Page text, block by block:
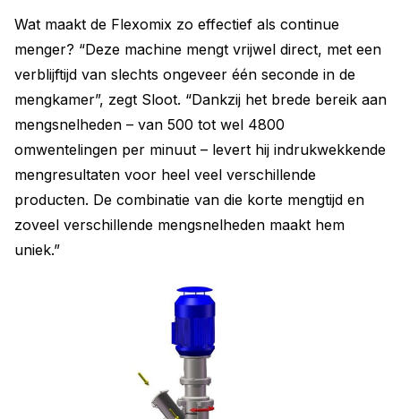
Wat maakt de Flexomix zo effectief als continue
menger? “Deze machine mengt vrijwel direct, met een
verblijftijd van slechts ongeveer één seconde in de
mengkamer”, zegt Sloot. “Dankzij het brede bereik aan
mengsnelheden – van 500 tot wel 4800
omwentelingen per minuut – levert hij indrukwekkende
mengresultaten voor heel veel verschillende
producten. De combinatie van die korte mengtijd en
zoveel verschillende mengsnelheden maakt hem
uniek.”